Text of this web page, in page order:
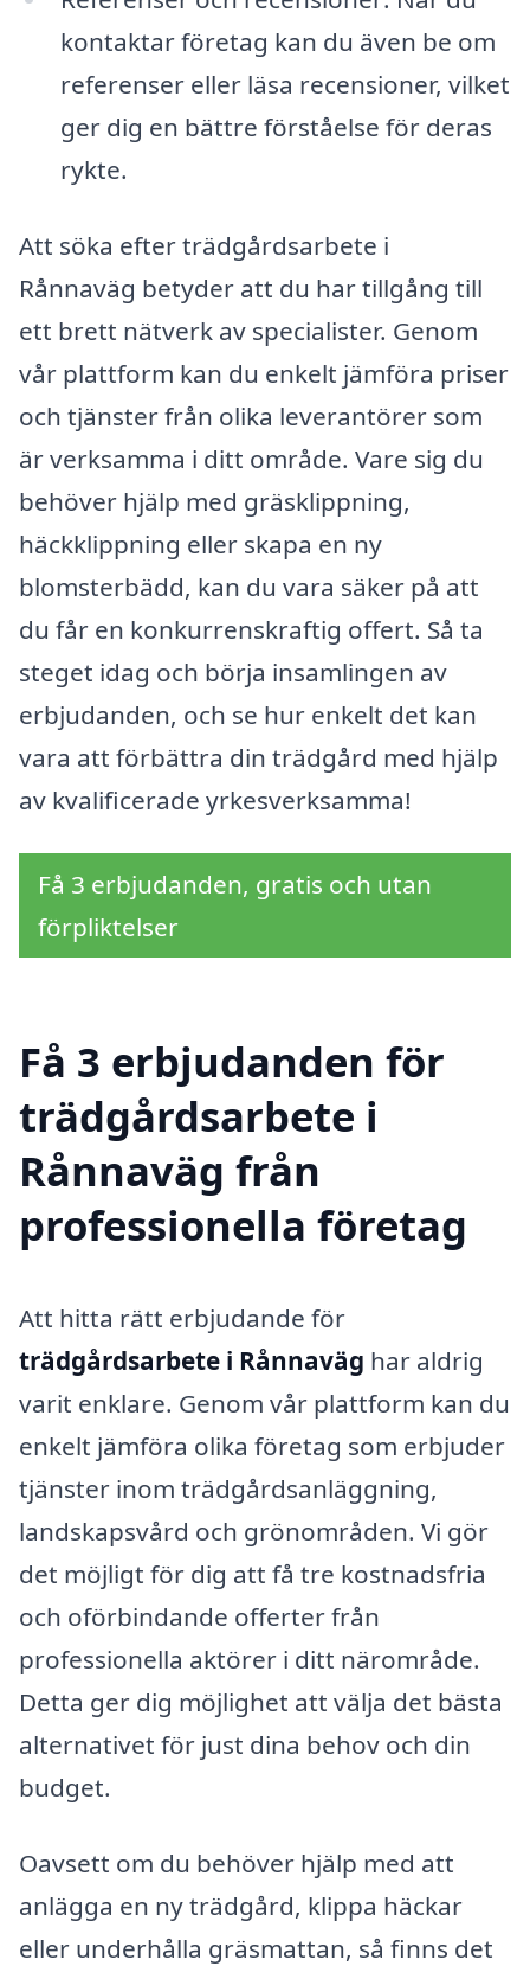
kontaktar företag kan du även be om
referenser eller läsa recensioner, vilket
ger dig en bättre förståelse för deras
rykte.
Att söka efter trädgårdsarbete i
Rånnaväg betyder att du har tillgång till
ett brett nätverk av specialister. Genom
vår plattform kan du enkelt jämföra priser
och tjänster från olika leverantörer som
är verksamma i ditt område. Vare sig du
behöver hjälp med gräsklippning,
häckklippning eller skapa en ny
blomsterbädd, kan du vara säker på att
du får en konkurrenskraftig offert. Så ta
steget idag och börja insamlingen av
erbjudanden, och se hur enkelt det kan
vara att förbättra din trädgård med hjälp
av kvalificerade yrkesverksamma!
Få 3 erbjudanden, gratis och utan
förpliktelser
Få 3 erbjudanden för
trädgårdsarbete i
Rånnaväg från
professionella företag
Att hitta rätt erbjudande för
trädgårdsarbete i Rånnaväg har aldrig
varit enklare. Genom vår plattform kan du
enkelt jämföra olika företag som erbjuder
tjänster inom trädgårdsanläggning,
landskapsvård och grönområden. Vi gör
det möjligt för dig att få tre kostnadsfria
och oförbindande offerter från
professionella aktörer i ditt närområde.
Detta ger dig möjlighet att välja det bästa
alternativet för just dina behov och din
budget.
Oavsett om du behöver hjälp med att
anlägga en ny trädgård, klippa häckar
eller underhålla gräsmattan, så finns det